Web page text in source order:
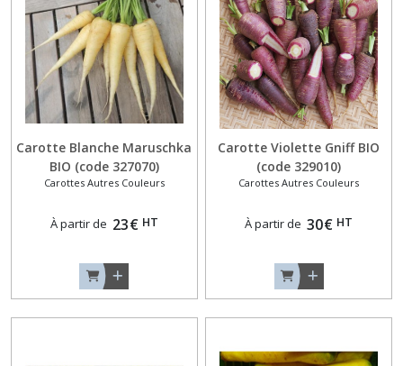
Carotte Blanche Maruschka
BIO (code 327070)
Carottes Autres Couleurs
À partir de 23€ HT
Carotte Violette Gniff BIO
(code 329010)
Carottes Autres Couleurs
À partir de 30€ HT
Radis
Noirs
(2)
Radis
Ronds
(3)
Radis
et
Roses
Salsifis
et